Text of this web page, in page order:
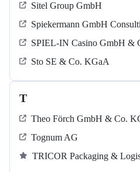
Sitel Group GmbH
Spiekermann GmbH
SPIEL-IN Casino GmbH &
Sto SE & Co. KGaA
T
Theo Förch GmbH & Co.
Tognum AG
TRICOR Packaging &